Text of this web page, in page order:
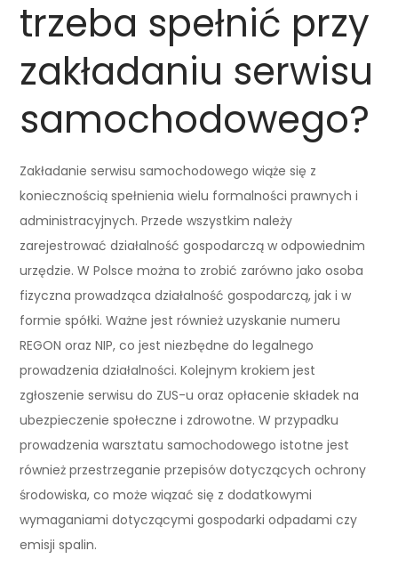
trzeba spełnić przy
zakładaniu serwisu
samochodowego?
Zakładanie serwisu samochodowego wiąże się z
koniecznością spełnienia wielu formalności prawnych i
administracyjnych. Przede wszystkim należy
zarejestrować działalność gospodarczą w odpowiednim
urzędzie. W Polsce można to zrobić zarówno jako osoba
fizyczna prowadząca działalność gospodarczą, jak i w
formie spółki. Ważne jest również uzyskanie numeru
REGON oraz NIP, co jest niezbędne do legalnego
prowadzenia działalności. Kolejnym krokiem jest
zgłoszenie serwisu do ZUS-u oraz opłacenie składek na
ubezpieczenie społeczne i zdrowotne. W przypadku
prowadzenia warsztatu samochodowego istotne jest
również przestrzeganie przepisów dotyczących ochrony
środowiska, co może wiązać się z dodatkowymi
wymaganiami dotyczącymi gospodarki odpadami czy
emisji spalin.